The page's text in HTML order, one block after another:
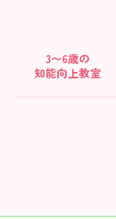
3〜6歳の
知能向上教室